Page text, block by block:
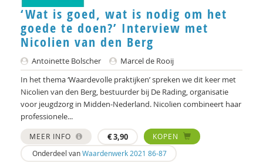
Jaap Schuurmans
Anita Slagter
Chantal Sluijsmans
Adri Smaling
Petra Sol
Jean-Luc Spaninks
Marcel Spierts
‘Wat is goed, wat is nodig om het
goede te doen?’ Interview met
Nicolien van den Berg
Antoinette Bolscher
Marcel de Rooij
In het thema ‘Waardevolle praktijken’ spreken we dit keer met
Nicolien van den Berg, bestuurder bij De Rading, organisatie
voor jeugdzorg in Midden-Nederland. Nicolien combineert haar
professionele...
MEER INFO €3,90
KOPEN
Onderdeel vanWaardenwerk 2021 86-87